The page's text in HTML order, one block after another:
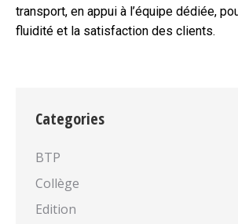
transport, en appui à l’équipe dédiée,
fluidité et la satisfaction des clients.
Categories
BTP
Collège
Edition